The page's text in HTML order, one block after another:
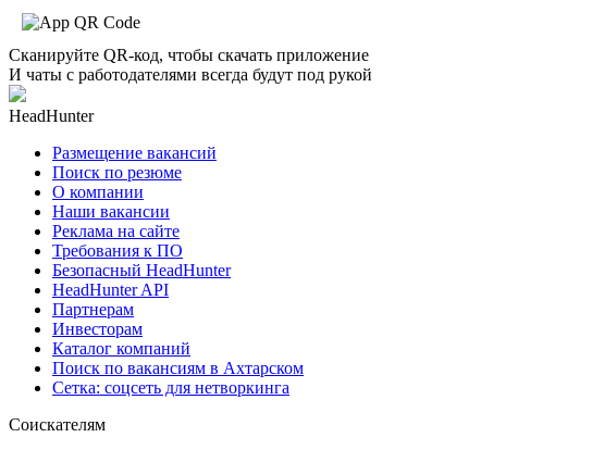
Сканируйте QR-код, чтобы скачать приложение
И чаты с работодателями всегда будут под рукой
HeadHunter
Размещение вакансий
Поиск по резюме
О компании
Наши вакансии
Реклама на сайте
Требования к ПО
Безопасный HeadHunter
HeadHunter API
Партнерам
Инвесторам
Каталог компаний
Поиск по вакансиям в Ахтарском
Сетка: соцсеть для нетворкинга
Соискателям